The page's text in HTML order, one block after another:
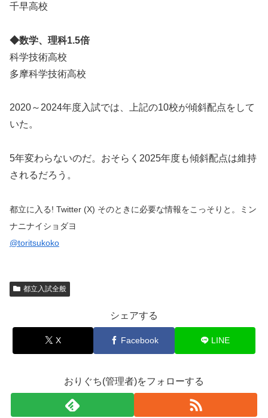
千早高校
◆数学、理科1.5倍
科学技術高校
多摩科学技術高校
2020～2024年度入試では、上記の10校が傾斜配点をして
いた。
5年変わらないのだ。おそらく2025年度も傾斜配点は維持
されるだろう。
都立に入る! Twitter (X) そのときに必要な情報をこっそりと。ミン
ナニナイショダヨ
@toritsukoko
都立入試全般
シェアする
X Facebook LINE
おりぐち(管理者)をフォローする